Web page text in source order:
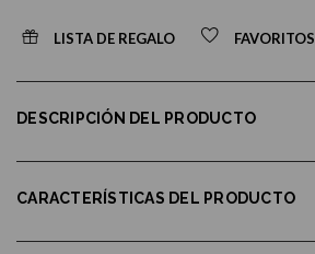
LISTA DE REGALO FAVORITOS
DESCRIPCIÓN DEL PRODUCTO
CARACTERÍSTICAS DEL PRODUCTO